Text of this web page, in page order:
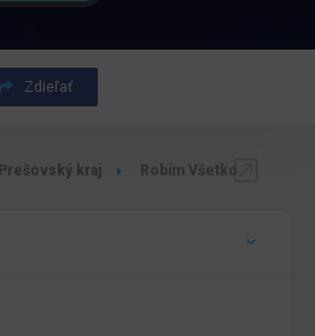
Zdieľať
Prešovský kraj Robím Všetko